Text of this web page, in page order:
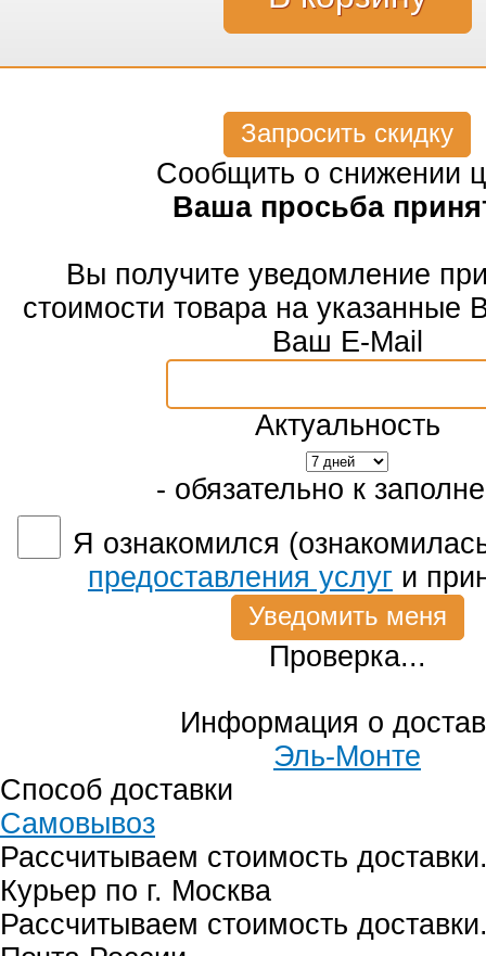
Запросить скидку
Сообщить о снижении
Ваша просьба
Вы получите уведомление
стоимости товара на указанные
Ваш E-Mail
Актуальность
- обязательно к
Я ознакомился
предоставления услуг и
Проверка...
Информация о
Эль-Монте
Способ доставки
Самовывоз
Рассчитываем стоимость
Курьер по г. Москва
Рассчитываем стоимость